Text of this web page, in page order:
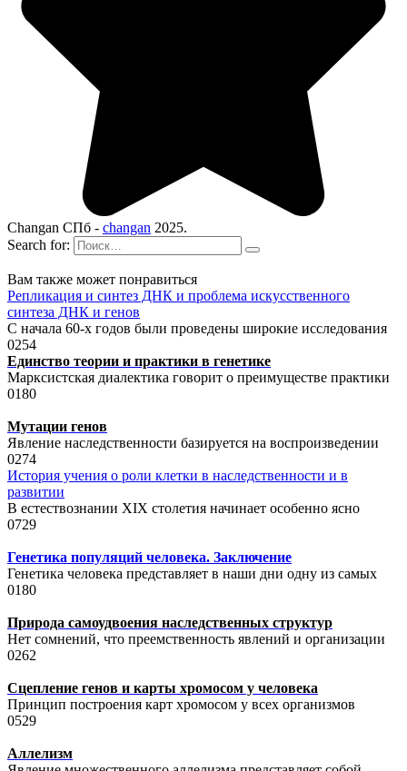
Changan СПб - changan 2025.
Search for:
Вам также может понравиться
Репликация и синтез ДНК и проблема искусственного
синтеза ДНК и генов
С начала 60-х годов были проведены широкие исследования
0254
Единство теории и практики в генетике
Марксистская диалектика говорит о преимуществе практики
0180
Мутации генов
Явление наследственности базируется на воспроизведении
0274
История учения о роли клетки в наследственности и в
развитии
В естествознании XIX столетия начинает особенно ясно
0729
Генетика популяций человека. Заключение
Генетика человека представляет в наши дни одну из самых
0180
Природа самоудвоения наследственных структур
Нет сомнений, что преемственность явлений и организации
0262
Сцепление генов и карты хромосом у человека
Принцип построения карт хромосом у всех организмов
0529
Аллелизм